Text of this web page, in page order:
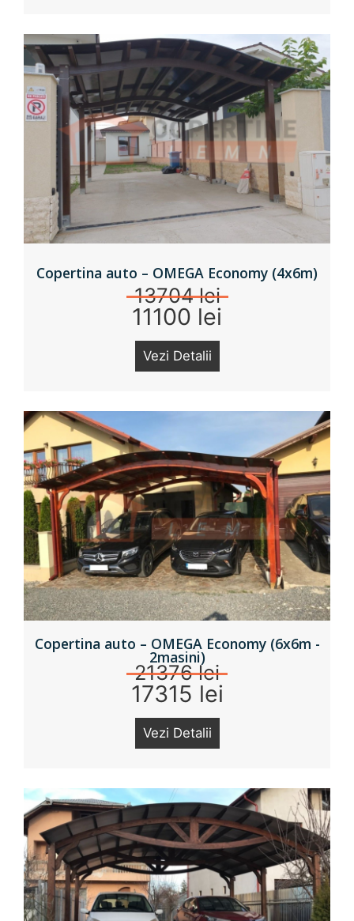
Copertina auto – OMEGA Economy (4x6m)
13704 lei
11100 lei
Vezi Detalii
Copertina auto – OMEGA Economy (6x6m -
2masini)
21376 lei
17315 lei
Vezi Detalii